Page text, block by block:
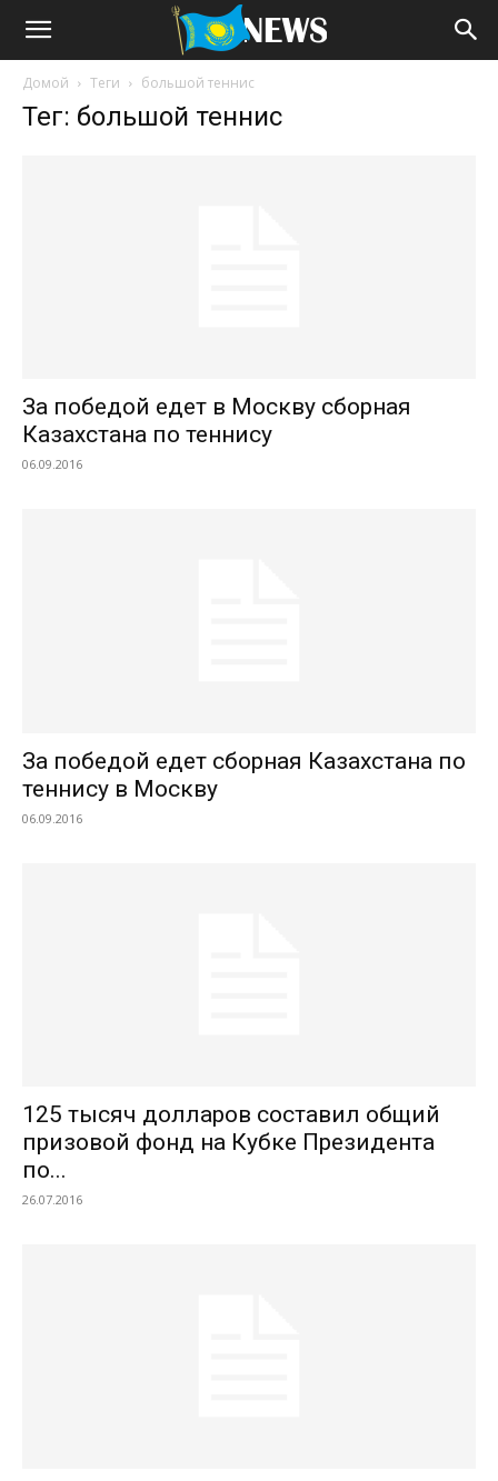
Домой Теги большой теннис
Тег: большой теннис
За победой едет в Москву сборная
Казахстана по теннису
06.09.2016
За победой едет сборная Казахстана по
теннису в Москву
06.09.2016
125 тысяч долларов составил общий
призовой фонд на Кубке Президента
по...
26.07.2016